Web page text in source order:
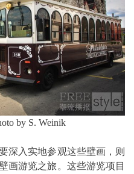
by S. Weinik
深入实地参观这些壁画，则
画游览之旅。这些游览项目